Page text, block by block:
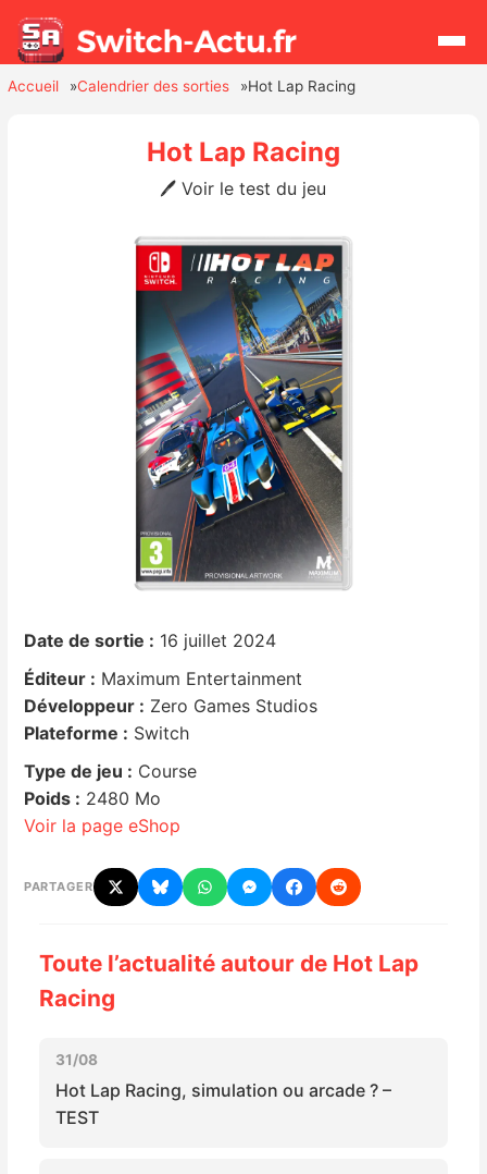
Mises à jour
Chiffres de ventes
Nintendo Direct
Tests et previews
Tests de jeux
Tests d’accessoires
Autres tests
Previews
Précommandes
Sorties de jeux
Bons plans
Guides
Accueil Calendrier des sorties Hot Lap Racing
Hot Lap Racing
🖊️ Voir le test du jeu
Date de sortie : 16 juillet 2024
Éditeur : Maximum Entertainment
Développeur : Zero Games Studios
Plateforme : Switch
Type de jeu : Course
Poids : 2480 Mo
Voir la page eShop
PARTAGER
Toute l’actualité autour de Hot Lap
Racing
31/08
Hot Lap Racing, simulation ou arcade ? –
TEST